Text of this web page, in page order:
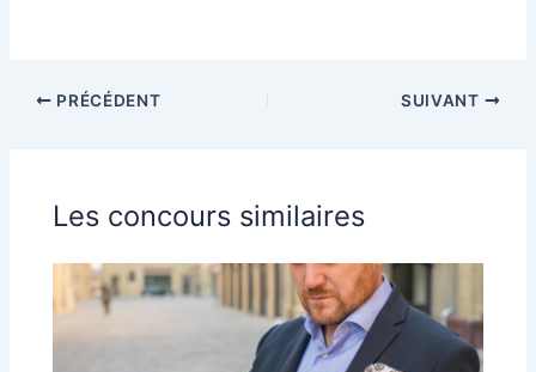
PRÉCÉDENT SUIVANT
Les concours similaires